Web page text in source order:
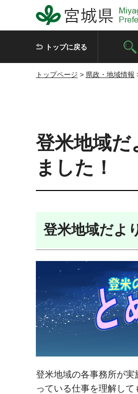
宮城県 Miyagi Prefectural
トップに戻る
トップページ > 県政・地域情報
登米地域だ
ました！
登米地域だよ
登米地域の各事務所が
っている仕事を理解して